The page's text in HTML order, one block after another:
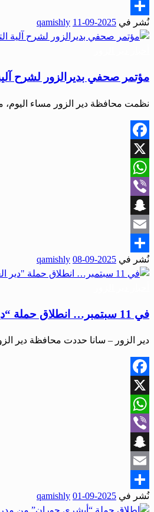
Email
Share
نُشر في 2025-09-11
qamishly
مؤتمر صحفي بديرالزور لشرح
نظمت محافظة دير الزور مساء اليوم،
Facebook
X
WhatsApp
Viber
Snapchat
Email
Share
نُشر في 2025-09-08
qamishly
في 11 سبتمبر… انطلاق حملة “دير العز” في دير الزور لجمع 25 مليون دولار
دير الزور – سانا حددت محافظة دير الزور يوم الـ 11 من أيلول الجاري
Facebook
X
WhatsApp
Viber
Snapchat
Email
Share
نُشر في 2025-09-01
qamishly